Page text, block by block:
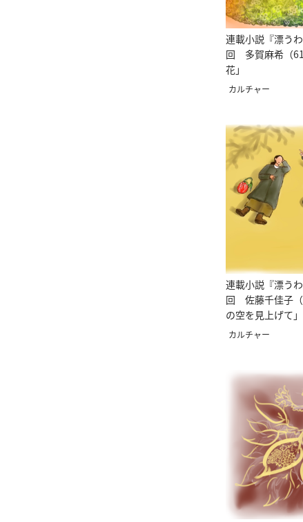
連載小説『漂う
回 多賀麻希（
花」
カルチャー
連載小説『漂う
回 佐藤千佳子
の空を見上げて」
カルチャー